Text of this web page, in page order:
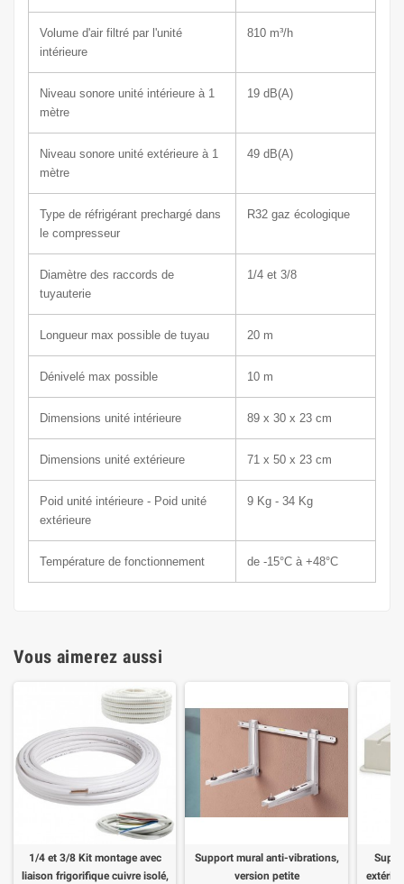
Volume d'air filtré par l'unité
intérieure
810 m³/h
Niveau sonore unité intérieure à 1
mètre
19 dB(A)
Niveau sonore unité extérieure à 1
mètre
49 dB(A)
Type de réfrigérant prechargé dans
le compresseur
R32 gaz écologique
Diamètre des raccords de
tuyauterie
1/4 et 3/8
Longueur max possible de tuyau 20 m
Dénivelé max possible 10 m
Dimensions unité intérieure 89 x 30 x 23 cm
Dimensions unité extérieure 71 x 50 x 23 cm
Poid unité intérieure - Poid unité
extérieure
9 Kg - 34 Kg
Température de fonctionnement de -15°C à +48°C
Vous aimerez aussi
1/4 et 3/8 Kit montage avec
liaison frigorifique cuivre isolé,
Support mural anti-vibrations,
version petite